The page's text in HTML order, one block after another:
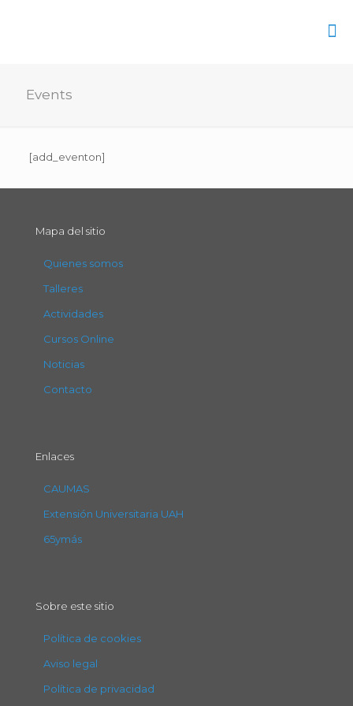
Events
[add_eventon]
Mapa del sitio
Quienes somos
Talleres
Actividades
Cursos Online
Noticias
Contacto
Enlaces
CAUMAS
Extensión Universitaria UAH
65ymás
Sobre este sitio
Política de cookies
Aviso legal
Política de privacidad